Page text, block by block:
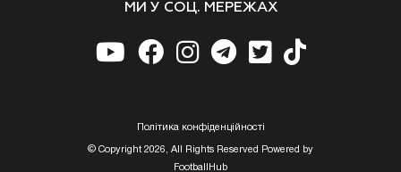
МИ У СОЦ. МЕРЕЖАХ
Полiтика конфiденцiйностi
© Copyright 2026, All Rights Reserved Powered by
FootballHub